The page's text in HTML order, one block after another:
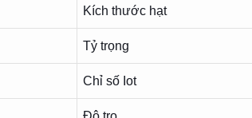
Kích thước hạt
Tỷ trọng
Chỉ số Iot